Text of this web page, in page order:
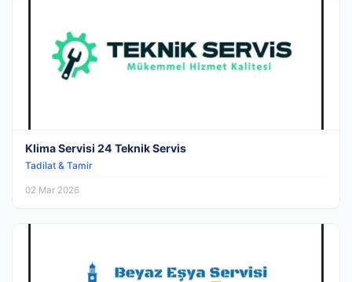
Klima Servisi 24 Teknik Servis
Tadilat & Tamir
02 Mar 2026